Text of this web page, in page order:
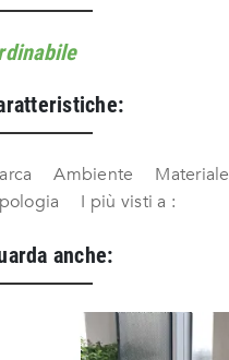
Ambiente Materiale
I più visti a :
anche: